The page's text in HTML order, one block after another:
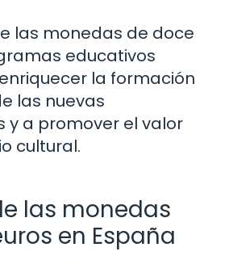
las monedas de doce
educativos
la formación
las nuevas
y a promover el valor
cultural.
las monedas
en España